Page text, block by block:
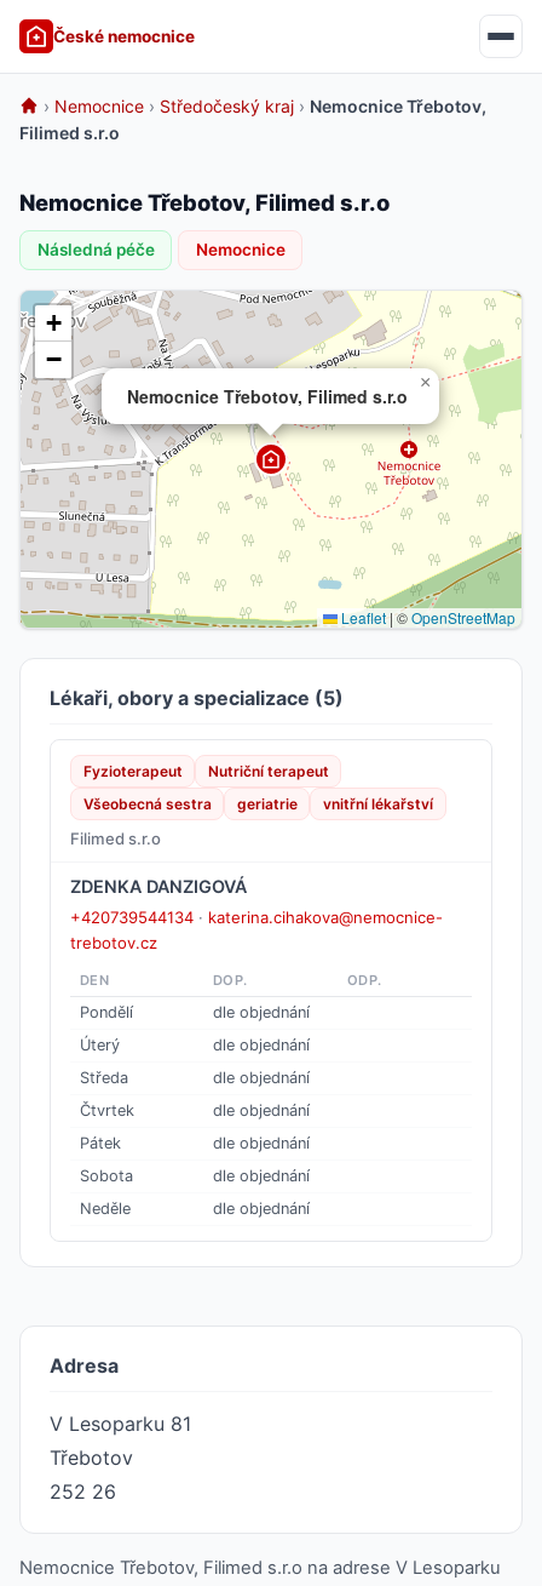
České nemocnice
› Nemocnice › Středočeský kraj › Nemocnice Třebotov,
Filimed s.r.o
Nemocnice Třebotov, Filimed s.r.o
Následná péče Nemocnice
Nemocnice Třebotov, Filimed s.r.o
×
+
−
Leaflet|©OpenStreetMap
Lékaři, obory a specializace (5)
Fyzioterapeut
Nutriční terapeut
Všeobecná sestra
geriatrie vnitřní lékařství
Filimed s.r.o
ZDENKA DANZIGOVÁ
+420739544134 · katerina.cihakova@nemocnice-
trebotov.cz
DEN DOP. ODP.
Pondělí
dle objednání
Úterý
dle objednání
Středa
dle objednání
Čtvrtek
dle objednání
Pátek
dle objednání
Sobota
dle objednání
Neděle
dle objednání
Adresa
V Lesoparku 81
Třebotov
252 26
Nemocnice Třebotov, Filimed s.r.o na adrese V Lesoparku